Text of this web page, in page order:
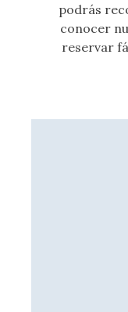
podrás
conocer
reservar